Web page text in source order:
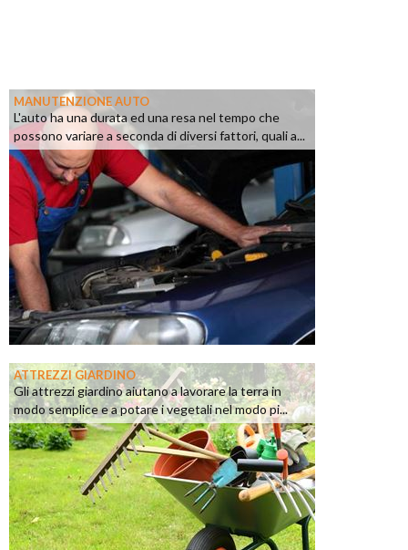
MANUTENZIONE AUTO
L'auto ha una durata ed una resa nel tempo che
possono variare a seconda di diversi fattori, quali a...
ATTREZZI GIARDINO
Gli attrezzi giardino aiutano a lavorare la terra in
modo semplice e a potare i vegetali nel modo pi...